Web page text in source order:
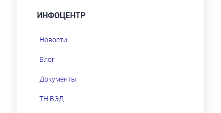
ИНФОЦЕНТР
Новости
Блог
Документы
ТН ВЭД